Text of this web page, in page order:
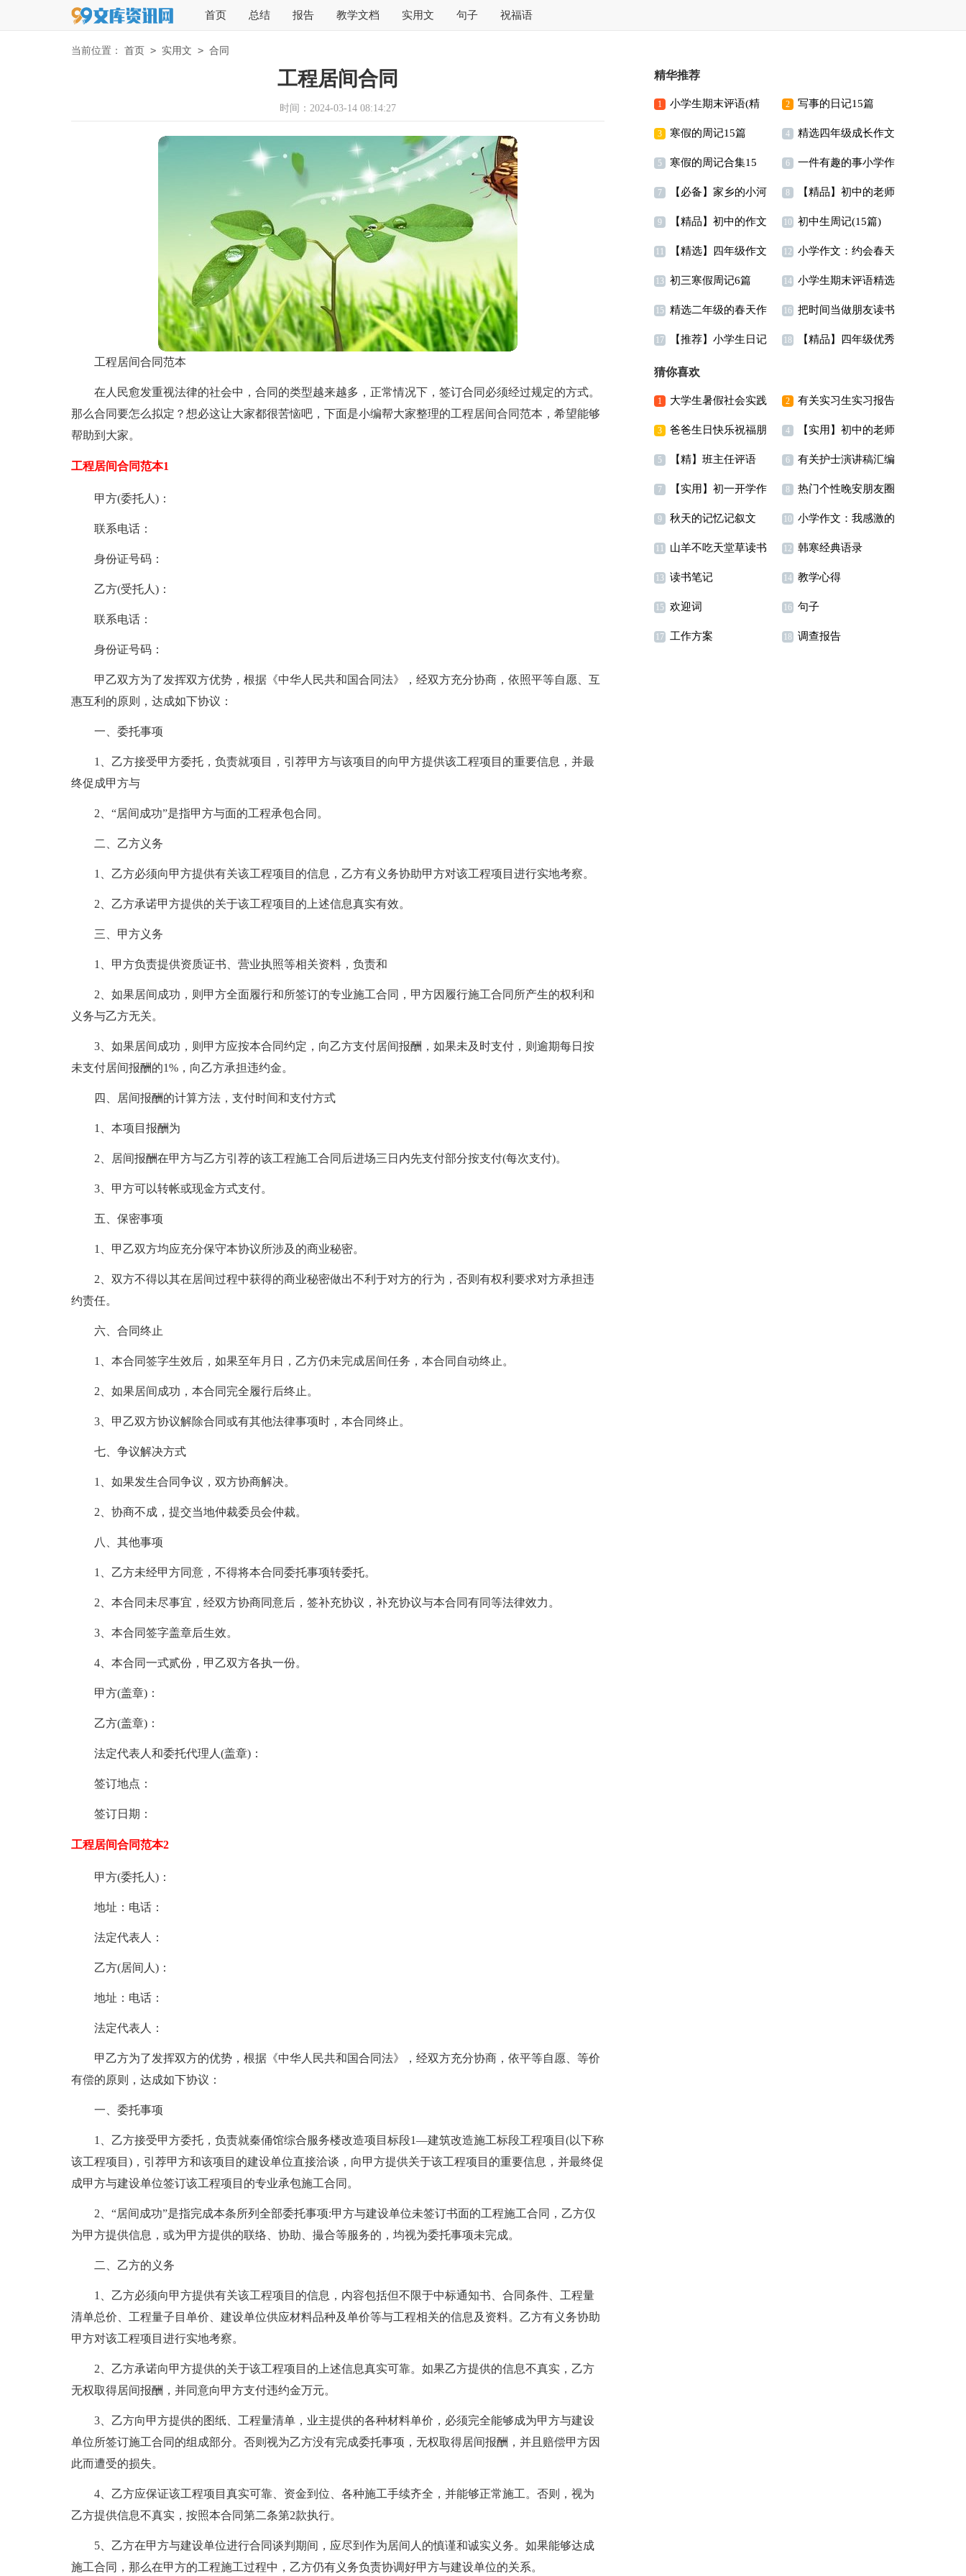
首页 总结 报告 教学文档 实用文 句子 祝福语
当前位置： 首页 > 实用文 > 合同
工程居间合同
时间：2024-03-14 08:14:27
工程居间合同范本
在人民愈发重视法律的社会中，合同的类型越来越多，正常情况下，签订合同必须经过规定的方式。
那么合同要怎么拟定？想必这让大家都很苦恼吧，下面是小编帮大家整理的工程居间合同范本，希望能够
帮助到大家。
工程居间合同范本1
甲方(委托人)：
联系电话：
身份证号码：
乙方(受托人)：
联系电话：
身份证号码：
甲乙双方为了发挥双方优势，根据《中华人民共和国合同法》，经双方充分协商，依照平等自愿、互
惠互利的原则，达成如下协议：
一、委托事项
1、乙方接受甲方委托，负责就项目，引荐甲方与该项目的向甲方提供该工程项目的重要信息，并最
终促成甲方与
2、“居间成功”是指甲方与面的工程承包合同。
二、乙方义务
1、乙方必须向甲方提供有关该工程项目的信息，乙方有义务协助甲方对该工程项目进行实地考察。
2、乙方承诺甲方提供的关于该工程项目的上述信息真实有效。
三、甲方义务
1、甲方负责提供资质证书、营业执照等相关资料，负责和
2、如果居间成功，则甲方全面履行和所签订的专业施工合同，甲方因履行施工合同所产生的权利和
义务与乙方无关。
3、如果居间成功，则甲方应按本合同约定，向乙方支付居间报酬，如果未及时支付，则逾期每日按
未支付居间报酬的1%，向乙方承担违约金。
四、居间报酬的计算方法，支付时间和支付方式
1、本项目报酬为
2、居间报酬在甲方与乙方引荐的该工程施工合同后进场三日内先支付部分按支付(每次支付)。
3、甲方可以转帐或现金方式支付。
五、保密事项
1、甲乙双方均应充分保守本协议所涉及的商业秘密。
2、双方不得以其在居间过程中获得的商业秘密做出不利于对方的行为，否则有权利要求对方承担违
约责任。
六、合同终止
1、本合同签字生效后，如果至年月日，乙方仍未完成居间任务，本合同自动终止。
2、如果居间成功，本合同完全履行后终止。
3、甲乙双方协议解除合同或有其他法律事项时，本合同终止。
七、争议解决方式
1、如果发生合同争议，双方协商解决。
2、协商不成，提交当地仲裁委员会仲裁。
八、其他事项
1、乙方未经甲方同意，不得将本合同委托事项转委托。
2、本合同未尽事宜，经双方协商同意后，签补充协议，补充协议与本合同有同等法律效力。
3、本合同签字盖章后生效。
4、本合同一式贰份，甲乙双方各执一份。
甲方(盖章)：
乙方(盖章)：
法定代表人和委托代理人(盖章)：
签订地点：
签订日期：
工程居间合同范本2
甲方(委托人)：
地址：电话：
法定代表人：
乙方(居间人)：
地址：电话：
法定代表人：
甲乙方为了发挥双方的优势，根据《中华人民共和国合同法》，经双方充分协商，依平等自愿、等价
有偿的原则，达成如下协议：
一、委托事项
1、乙方接受甲方委托，负责就秦俑馆综合服务楼改造项目标段1—建筑改造施工标段工程项目(以下称
该工程项目)，引荐甲方和该项目的建设单位直接洽谈，向甲方提供关于该工程项目的重要信息，并最终促
成甲方与建设单位签订该工程项目的专业承包施工合同。
2、“居间成功”是指完成本条所列全部委托事项:甲方与建设单位未签订书面的工程施工合同，乙方仅
为甲方提供信息，或为甲方提供的联络、协助、撮合等服务的，均视为委托事项未完成。
二、乙方的义务
1、乙方必须向甲方提供有关该工程项目的信息，内容包括但不限于中标通知书、合同条件、工程量
清单总价、工程量子目单价、建设单位供应材料品种及单价等与工程相关的信息及资料。乙方有义务协助
甲方对该工程项目进行实地考察。
2、乙方承诺向甲方提供的关于该工程项目的上述信息真实可靠。如果乙方提供的信息不真实，乙方
无权取得居间报酬，并同意向甲方支付违约金万元。
3、乙方向甲方提供的图纸、工程量清单，业主提供的各种材料单价，必须完全能够成为甲方与建设
单位所签订施工合同的组成部分。否则视为乙方没有完成委托事项，无权取得居间报酬，并且赔偿甲方因
此而遭受的损失。
4、乙方应保证该工程项目真实可靠、资金到位、各种施工手续齐全，并能够正常施工。否则，视为
乙方提供信息不真实，按照本合同第二条第2款执行。
5、乙方在甲方与建设单位进行合同谈判期间，应尽到作为居间人的慎谨和诚实义务。如果能够达成
施工合同，那么在甲方的工程施工过程中，乙方仍有义务负责协调好甲方与建设单位的关系。
精华推荐
1 小学生期末评语(精
选15篇)
2 写事的日记15篇
3 寒假的周记15篇 4 精选四年级成长作文
汇总十篇
5 寒假的周记合集15
篇
6 一件有趣的事小学作
文
7 【必备】家乡的小河
三年级作文300字四篇
8 【精品】初中的老师
作文三篇
9 【精品】初中的作文
300字锦集九篇
10 初中生周记(15篇)
11 【精选】四年级作文
300字集合5篇
12 小学作文：约会春天
13 初三寒假周记6篇 14 小学生期末评语精选
15篇
15 精选二年级的春天作
文8篇
16 把时间当做朋友读书
笔记
17 【推荐】小学生日记 18 【精品】四年级优秀
猜你喜欢
1 大学生暑假社会实践
调查报告(汇编15篇)
2 有关实习生实习报告
范文集锦九篇
3 爸爸生日快乐祝福朋
友圈大全（通用60句）
4 【实用】初中的老师
作文300字锦集6篇
5 【精】班主任评语 6 有关护士演讲稿汇编
八篇
7 【实用】初一开学作
文300字三篇
8 热门个性晚安朋友圈
35句精选
9 秋天的记忆记叙文 10 小学作文：我感激的
一个人
11 山羊不吃天堂草读书
心得8篇
12 韩寒经典语录
13 读书笔记 14 教学心得
15 欢迎词 16 句子
17 工作方案 18 调查报告